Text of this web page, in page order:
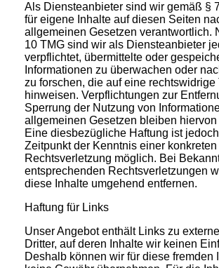
Als Diensteanbieter sind wir gemäß §
für eigene Inhalte auf diesen Seiten
allgemeinen Gesetzen verantwortlich.
10 TMG sind wir als Diensteanbieter
verpflichtet, übermittelte oder
Informationen zu überwachen oder
zu forschen, die auf eine rechtswidrige
hinweisen. Verpflichtungen zur
Sperrung der Nutzung von
allgemeinen Gesetzen bleiben hiervon
Eine diesbezügliche Haftung ist
Zeitpunkt der Kenntnis einer konkreten
Rechtsverletzung möglich. Bei
entsprechenden Rechtsverletzungen
diese Inhalte umgehend entfernen.
Haftung für Links
Unser Angebot enthält Links zu
Dritter, auf deren Inhalte wir keinen
Deshalb können wir für diese fremden